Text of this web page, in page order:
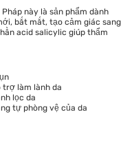
này là sản phẩm dành
bắt mắt, tạo cảm giác sang
acid salicylic giúp thẩm
trợ làm lành da
lọc da
tự phòng vệ của da